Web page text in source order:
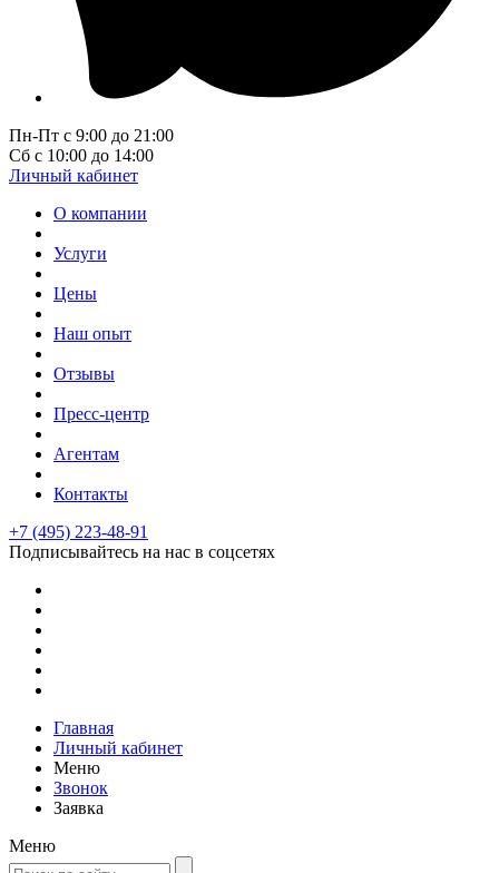
Пн-Пт с 9:00 до 21:00
Сб с 10:00 до 14:00
Личный кабинет
О компании
Услуги
Цены
Наш опыт
Отзывы
Пресс-центр
Агентам
Контакты
+7 (495) 223-48-91
Подписывайтесь на нас в соцсетях
Главная
Личный кабинет
Меню
Звонок
Заявка
Меню